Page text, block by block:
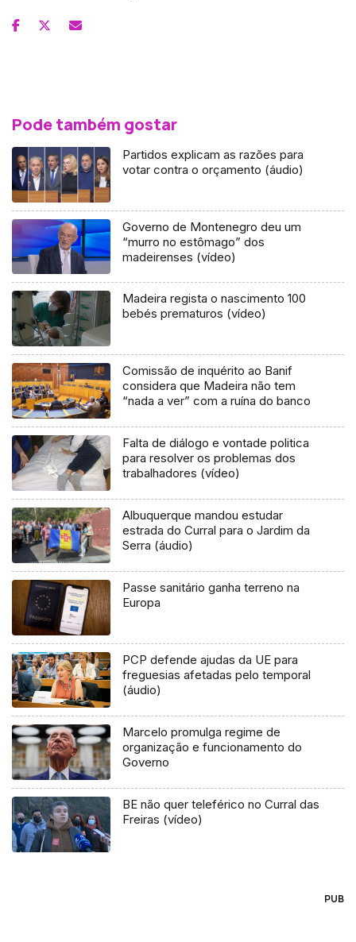
Pode também gostar
Partidos explicam as razões para
votar contra o orçamento (áudio)
Governo de Montenegro deu um
“murro no estômago” dos
madeirenses (vídeo)
Madeira regista o nascimento 100
bebés prematuros (vídeo)
Comissão de inquérito ao Banif
considera que Madeira não tem
“nada a ver” com a ruína do banco
Falta de diálogo e vontade politica
para resolver os problemas dos
trabalhadores (vídeo)
Albuquerque mandou estudar
estrada do Curral para o Jardim da
Serra (áudio)
Passe sanitário ganha terreno na
Europa
PCP defende ajudas da UE para
freguesias afetadas pelo temporal
(áudio)
Marcelo promulga regime de
organização e funcionamento do
Governo
BE não quer teleférico no Curral das
Freiras (vídeo)
PUB